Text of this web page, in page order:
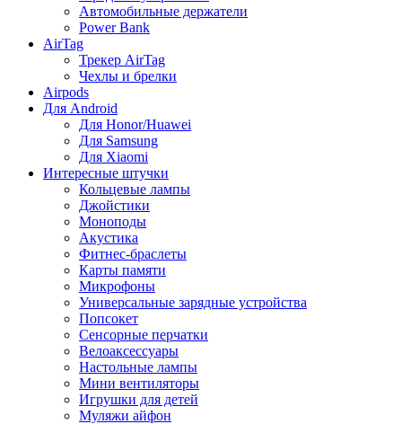
Автомобильные держатели
Power Bank
AirTag
Трекер AirTag
Чехлы и брелки
Airpods
Для Android
Для Honor/Huawei
Для Samsung
Для Xiaomi
Интересные штучки
Кольцевые лампы
Джойстики
Моноподы
Акустика
Фитнес-браслеты
Карты памяти
Микрофоны
Универсальные зарядные устройства
Попсокет
Сенсорные перчатки
Велоаксессуары
Настольные лампы
Мини вентиляторы
Игрушки для детей
Муляжи айфон